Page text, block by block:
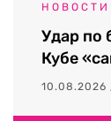
НОВОСТИ
Удар по
Кубе
10.08.2026